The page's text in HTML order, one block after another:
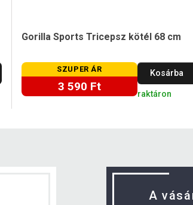
Gorilla Sports Tricepsz kötél 68 cm
SZUPER ÁR
3 590 Ft
Kosárba
raktáron
A